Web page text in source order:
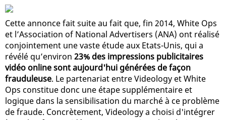
Cette annonce fait suite au fait que, fin 2014, White Ops
et l’Association of National Advertisers (ANA) ont réalisé
conjointement une vaste étude aux Etats-Unis, qui a
révélé qu’environ 23% des impressions publicitaires
vidéo online sont aujourd'hui générées de façon
frauduleuse. Le partenariat entre Videology et White
Ops constitue donc une étape supplémentaire et
logique dans la sensibilisation du marché à ce problème
de fraude. Concrètement, Videology a choisi d'intégrer